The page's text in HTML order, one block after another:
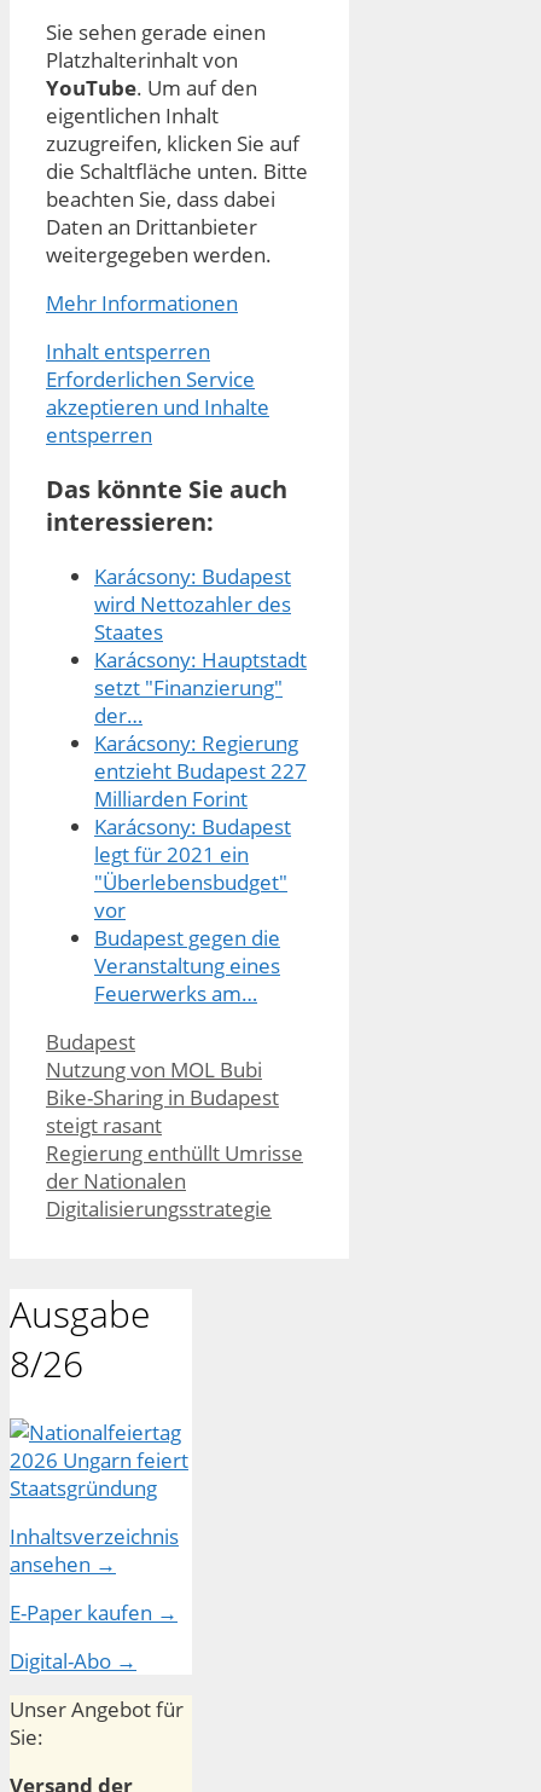
Sie sehen gerade einen
Platzhalterinhalt von
YouTube. Um auf den
eigentlichen Inhalt
zuzugreifen, klicken Sie auf
die Schaltfläche unten. Bitte
beachten Sie, dass dabei
Daten an Drittanbieter
weitergegeben werden.
Mehr Informationen
Inhalt entsperren
Erforderlichen Service
akzeptieren und Inhalte
entsperren
Das könnte Sie auch
interessieren:
Karácsony: Budapest
wird Nettozahler des
Staates
Karácsony: Hauptstadt
setzt "Finanzierung"
der…
Karácsony: Regierung
entzieht Budapest 227
Milliarden Forint
Karácsony: Budapest
legt für 2021 ein
"Überlebensbudget"
vor
Budapest gegen die
Veranstaltung eines
Feuerwerks am…
Kategorien
Budapest
Nutzung von MOL Bubi
Bike-Sharing in Budapest
steigt rasant
Regierung enthüllt Umrisse
der Nationalen
Digitalisierungsstrategie
Ausgabe
8/26
Inhaltsverzeichnis
ansehen →
E-Paper kaufen →
Digital-Abo →
Unser Angebot für
Sie:
Versand der